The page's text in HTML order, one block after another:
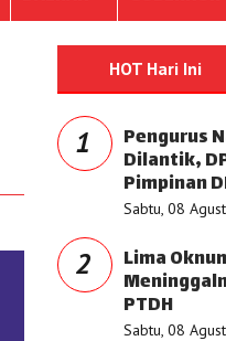
HOT Hari Ini
1 Pengurus
Dilantik,
Pimpinan
Sabtu, 08
2 Lima
PTDH
Sabtu, 08